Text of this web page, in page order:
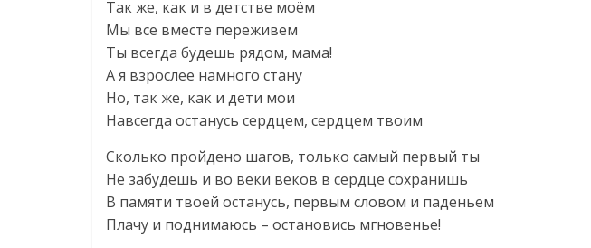
Так же, как и в детстве моём
Мы все вместе переживем
Ты всегда будешь рядом, мама!
А я взрослее намного стану
Но, так же, как и дети мои
Навсегда останусь сердцем, сердцем твоим
Сколько пройдено шагов, только самый первый ты
Не забудешь и во веки веков в сердце сохранишь
В памяти твоей останусь, первым словом и паденьем
Плачу и поднимаюсь – остановись мгновенье!